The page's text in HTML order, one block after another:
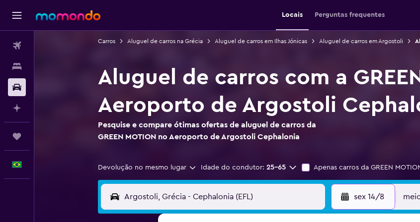
Locais Perguntas frequentes
Carros Aluguel de carros na Grécia Aluguel de carros em Ilhas Jónicas Aluguel de carros em Argostoli
Aluguel de carros com a
Aeroporto de Argostoli
Pesquise e compare ótimas ofertas de aluguel de carros da
GREEN MOTION no Aeroporto de Argostoli Cephalonia
Devolução no mesmo lugar Idade do condutor: 25-65 Apenas carros da GREEN
sex 14/8